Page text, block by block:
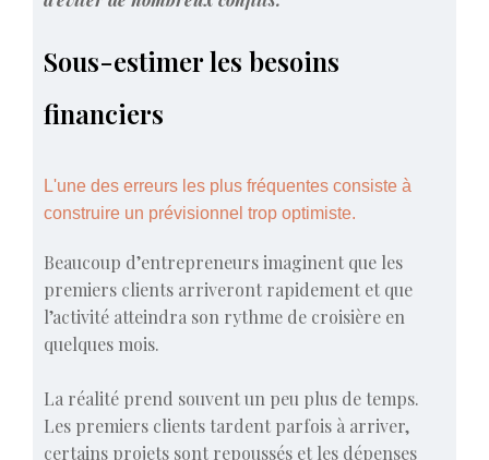
Sous-estimer les besoins
financiers
L'une des erreurs les plus fréquentes consiste à
construire un prévisionnel trop optimiste.
Beaucoup d’entrepreneurs imaginent que les
premiers clients arriveront rapidement et que
l’activité atteindra son rythme de croisière en
quelques mois.
La réalité prend souvent un peu plus de temps.
Les premiers clients tardent parfois à arriver,
certains projets sont repoussés et les dépenses